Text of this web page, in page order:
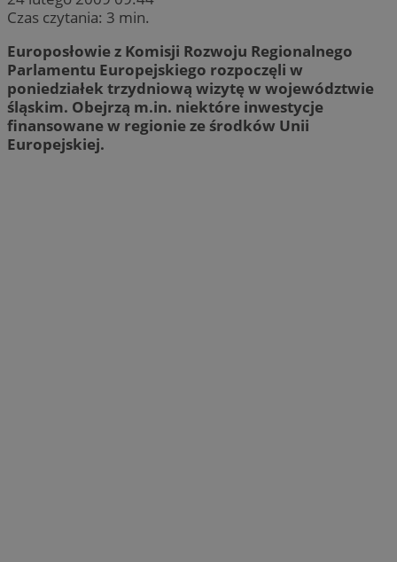
Czas czytania: 3 min.
Europosłowie z Komisji Rozwoju Regionalnego
Parlamentu Europejskiego rozpoczęli w
poniedziałek trzydniową wizytę w województwie
śląskim. Obejrzą m.in. niektóre inwestycje
finansowane w regionie ze środków Unii
Europejskiej.